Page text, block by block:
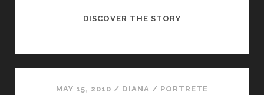
DISCOVER THE STORYFURNICA
MAY 15, 2010 / DIANA / PORTRETE